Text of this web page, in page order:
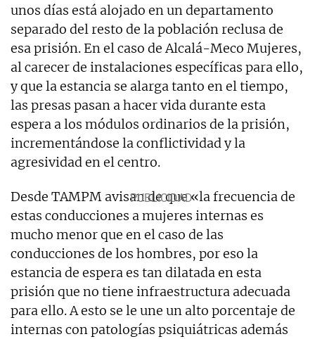
unos días está alojado en un departamento
separado del resto de la población reclusa de
esa prisión. En el caso de Alcalá-Meco Mujeres,
al carecer de instalaciones específicas para ello,
y que la estancia se alarga tanto en el tiempo,
las presas pasan a hacer vida durante esta
espera a los módulos ordinarios de la prisión,
incrementándose la conflictividad y la
agresividad en el centro.
Desde TAMPM avisan de que «la frecuencia de
estas conducciones a mujeres internas es
mucho menor que en el caso de las
conducciones de los hombres, por eso la
estancia de espera es tan dilatada en esta
prisión que no tiene infraestructura adecuada
para ello. A esto se le une un alto porcentaje de
internas con patologías psiquiátricas además